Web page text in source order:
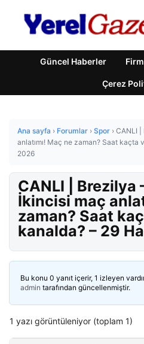
Güncel Haberler
Çerez
Ana sayfa › Forumlar › Spor › CANLI |
anlatımı! Maç ne zaman? Saat kaçta
2026
CANLI | Brezilya
İkincisi maç
zaman? Saat
kanalda? – 29
Bu konu 0 yanıt içerir, 1 izleyen
admin tarafından güncellenmiştir.
1 yazı görüntüleniyor (toplam 1)